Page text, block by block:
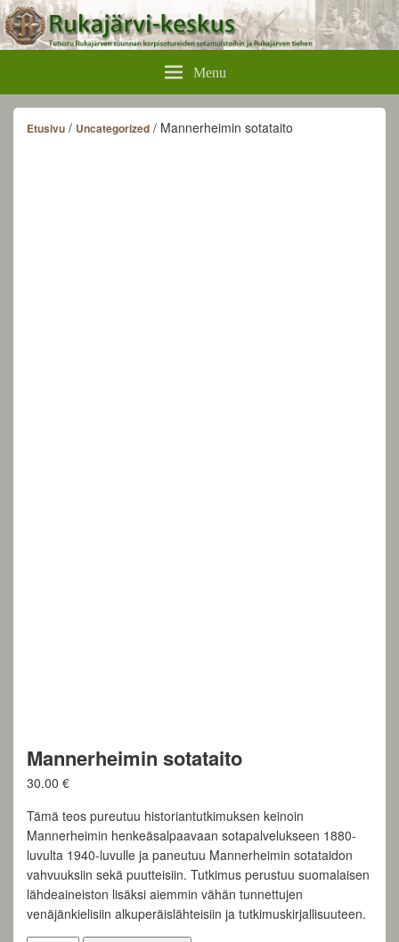
Rukajärvikeskus
Menu
Etusivu / Uncategorized / Mannerheimin sotataito
Mannerheimin sotataito
30.00 €
Tämä teos pureutuu historiantutkimuksen keinoin
Mannerheimin henkeäsalpaavaan sotapalvelukseen 1880-
luvulta 1940-luvulle ja paneutuu Mannerheimin sotataidon
vahvuuksiin sekä puutteisiin. Tutkimus perustuu suomalaisen
lähdeaineiston lisäksi aiemmin vähän tunnettujen
venäjänkielisiin alkuperäislähteisiin ja tutkimuskirjallisuuteen.